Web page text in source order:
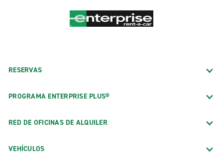
RESERVAS
PROGRAMA ENTERPRISE PLUS®
RED DE OFICINAS DE ALQUILER
VEHÍCULOS